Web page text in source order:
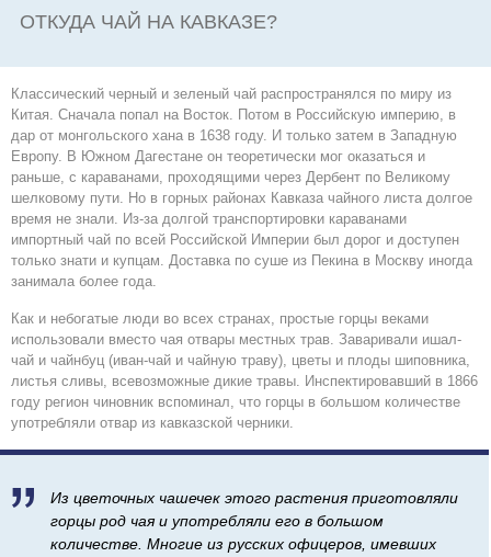
ОТКУДА ЧАЙ НА КАВКАЗЕ?
Классический черный и зеленый чай распространялся по миру из
Китая. Сначала попал на Восток. Потом в Российскую империю, в
дар от монгольского хана в 1638 году. И только затем в Западную
Европу. В Южном Дагестане он теоретически мог оказаться и
раньше, с караванами, проходящими через Дербент по Великому
шелковому пути. Но в горных районах Кавказа чайного листа долгое
время не знали. Из-за долгой транспортировки караванами
импортный чай по всей Российской Империи был дорог и доступен
только знати и купцам. Доставка по суше из Пекина в Москву иногда
занимала более года.
Как и небогатые люди во всех странах, простые горцы веками
использовали вместо чая отвары местных трав. Заваривали ишал-
чай и чайнбуц (иван-чай и чайную траву), цветы и плоды шиповника,
листья сливы, всевозможные дикие травы. Инспектировавший в 1866
году регион чиновник вспоминал, что горцы в большом количестве
употребляли отвар из кавказской черники.

Из цветочных чашечек этого растения приготовляли
горцы род чая и употребляли его в большом
количестве. Многие из русских офицеров, имевших